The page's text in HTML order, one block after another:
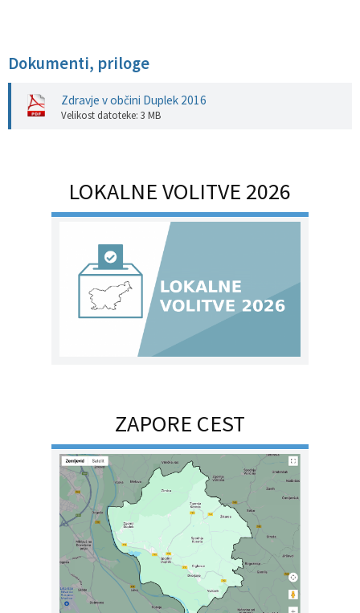
Dokumenti, priloge
Zdravje v občini Duplek 2016
Velikost datoteke: 3 MB
LOKALNE VOLITVE 2026
ZAPORE CEST